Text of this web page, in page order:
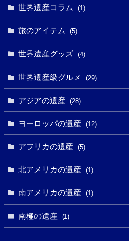
(18)
(3)
(7)
(2)
(5)
(16)
(62)
(1)
(5)
(2)
(2)
(7)
(2)
(5)
(19)
(8)
世界遺産コラム (1)
旅のアイテム (5)
世界遺産グッズ (4)
世界遺産級グルメ (29)
アジアの遺産 (28)
(1)
(1)
(18)
ヨーロッパの遺産 (12)
(2)
(1)
(1)
(2)
アフリカの遺産 (5)
(3)
北アメリカの遺産 (1)
(1)
(1)
南アメリカの遺産 (1)
南極の遺産 (1)